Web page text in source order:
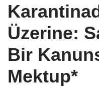
Üzerine:
Bir
Mektup*